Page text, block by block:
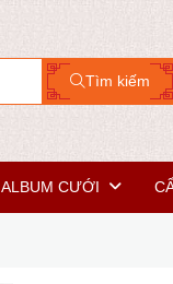
Tìm kiếm
ALBUM CƯỚI